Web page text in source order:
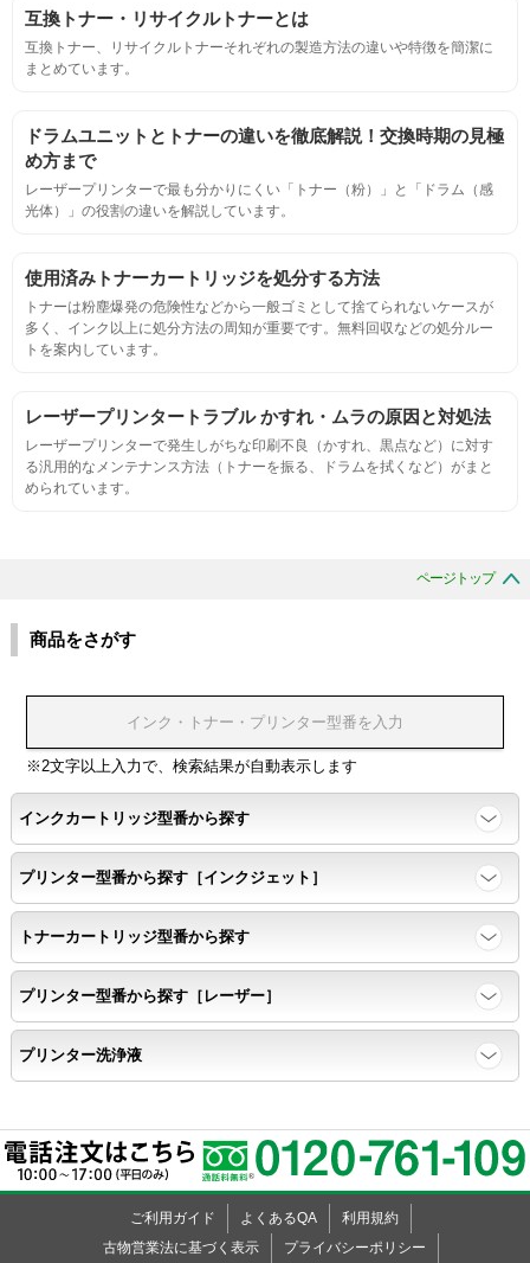
目視検査にて数値測定
連続印刷時の安定した印刷枚数測定
定着度
摩擦試験機で濃度値を測定
適合性
生涯印刷
印刷耐久性
ページ印刷可能枚数・連続印刷時の安定性・経時変化の影響の確
認
寿命レポート
ページ収量、1,000ページあたりのパウダー消費量、転写率、
SAD値を計測
落下試験
外観
粉漏れや損傷箇所はないか目視確認
互換トナー・リサイクルトナーとは
互換トナー、リサイクルトナーそれぞれの製造方法の違いや特徴を簡潔に
まとめています。
ドラムユニットとトナーの違いを徹底解説！交換時期の見極
め方まで
レーザープリンターで最も分かりにくい「トナー（粉）」と「ドラム（感
光体）」の役割の違いを解説しています。
使用済みトナーカートリッジを処分する方法
トナーは粉塵爆発の危険性などから一般ゴミとして捨てられないケースが
多く、インク以上に処分方法の周知が重要です。無料回収などの処分ルー
トを案内しています。
レーザープリンタートラブル かすれ・ムラの原因と対処法
レーザープリンターで発生しがちな印刷不良（かすれ、黒点など）に対す
る汎用的なメンテナンス方法（トナーを振る、ドラムを拭くなど）がまと
められています。
ページトップ
商品をさがす
※2文字以上入力で、検索結果が自動表示します
インクカートリッジ型番から探す
プリンター型番から探す［インクジェット］
トナーカートリッジ型番から探す
プリンター型番から探す［レーザー］
プリンター洗浄液
ご利用ガイド よくあるQA
利用規約
古物営業法に基づく表示
プライバシーポリシー